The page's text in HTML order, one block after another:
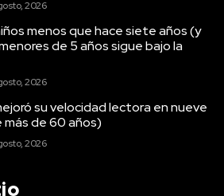
2026
menos que hace siete años (y
de 5 años sigue bajo la
2026
su velocidad lectora en nueve
de 60 años)
2026